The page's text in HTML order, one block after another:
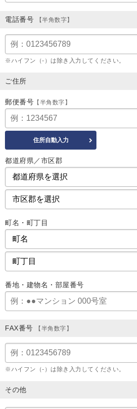
電話番号 【半角数字】
※ハイフン（-）は除き入力してください。
ご住所
郵便番号 【半角数字】
都道府県／市区郡
町名・町丁目
番地・建物名・部屋番号
FAX番号 【半角数字】
※ハイフン（-）は除き入力してください。
その他